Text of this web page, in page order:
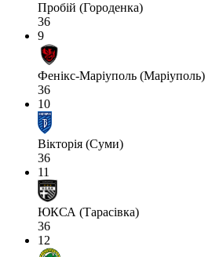
Пробій (Городенка)
36
9
Фенікс-Маріуполь (Маріуполь)
36
10
Вікторія (Суми)
36
11
ЮКСА (Тарасівка)
36
12